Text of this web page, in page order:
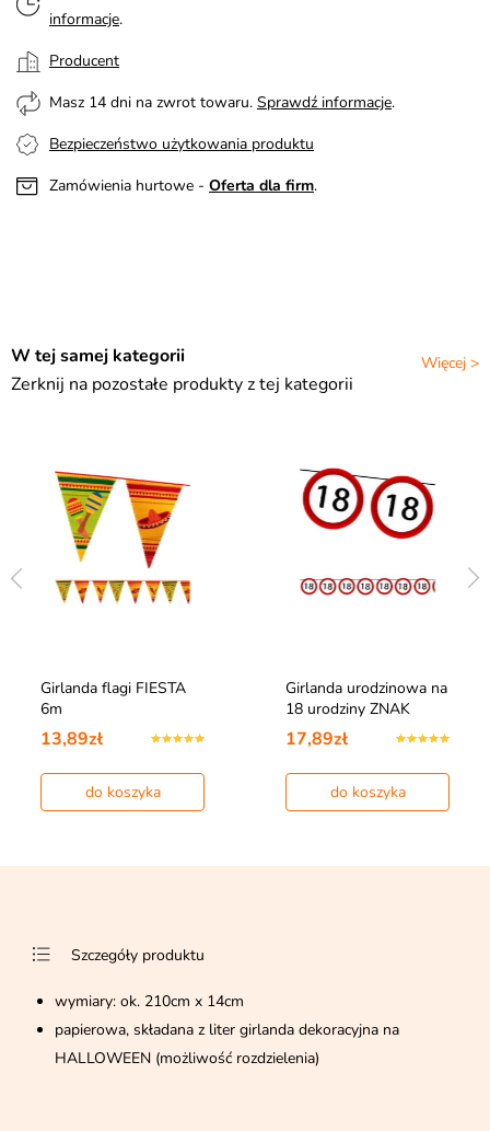
informacje.
Producent
Masz 14 dni na zwrot towaru. Sprawdź informacje.
Bezpieczeństwo użytkowania produktu
Zamówienia hurtowe - Oferta dla firm.
Więcej >
W tej samej kategorii
Zerknij na pozostałe produkty z tej kategorii
Girlanda flagi FIESTA
6m
13,89zł
do koszyka
Girlanda urodzinowa na
18 urodziny ZNAK
17,89zł
do koszyka
Szczegóły produktu
wymiary: ok. 210cm x 14cm
papierowa, składana z liter girlanda dekoracyjna na
HALLOWEEN (możliwość rozdzielenia)